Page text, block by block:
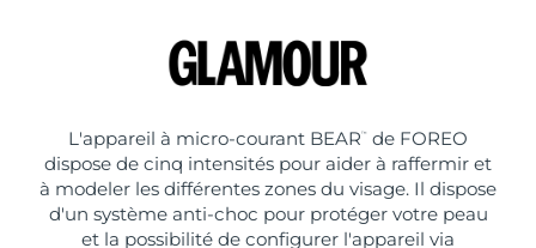
L'appareil à micro-courant BEAR ™
de FOREO
dispose de cinq intensités pour aider à raffermir et
à modeler les différentes zones du visage. Il dispose
d'un système anti-choc pour protéger votre peau
et la possibilité de configurer l'appareil via